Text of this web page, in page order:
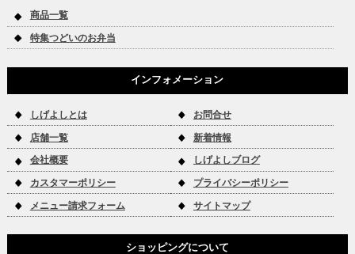
商品一覧
特集つどいのお弁当
インフォメーション
しげよしとは お問合せ
店舗一覧 新着情報
会社概要 しげよしブログ
カスタマーポリシー プライバシーポリシー
メニュー請求フォーム サイトマップ
ショッピングについて